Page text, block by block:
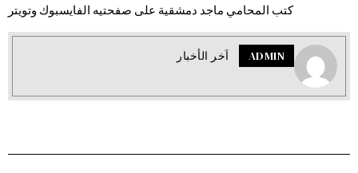
كتب المحامي ماجد دمشقية على صفحتيه الفايسبوك وتويتر
ADMIN اَخر الأخبار